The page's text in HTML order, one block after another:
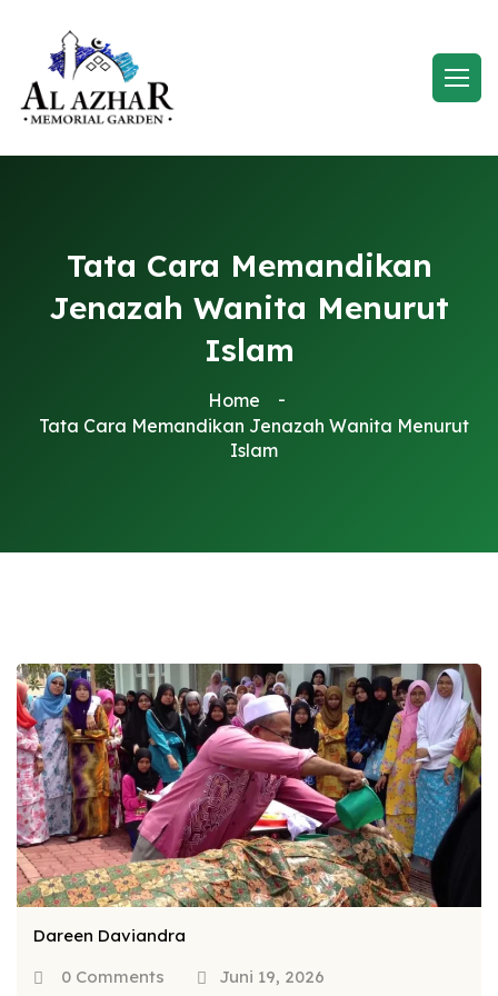
Tata Cara Memandikan
Jenazah Wanita Menurut
Islam
Home
Tata Cara Memandikan Jenazah Wanita Menurut
Islam
Dareen Daviandra
0 Comments
Juni 19, 2026